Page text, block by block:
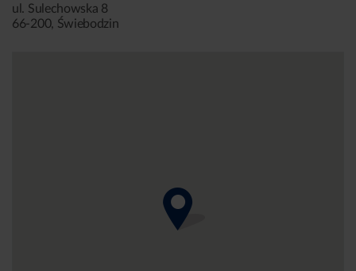
ul. Sulechowska 8
66-200, Świebodzin